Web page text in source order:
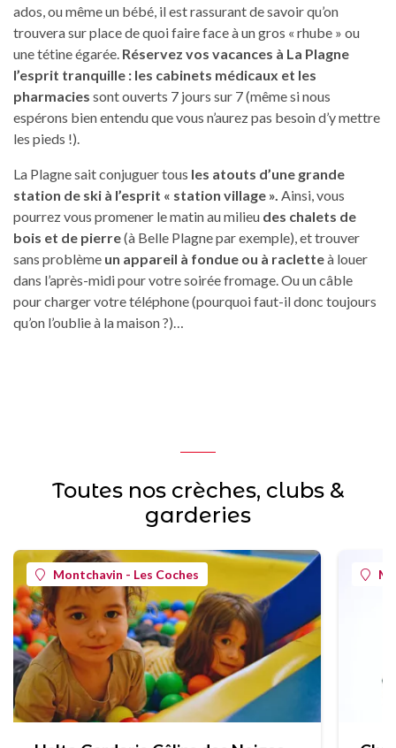
ados, ou même un bébé, il est rassurant de savoir qu’on
trouvera sur place de quoi faire face à un gros « rhube » ou
une tétine égarée. Réservez vos vacances à La Plagne
l’esprit tranquille : les cabinets médicaux et les
pharmacies sont ouverts 7 jours sur 7 (même si nous
espérons bien entendu que vous n’aurez pas besoin d’y mettre
les pieds !).
La Plagne sait conjuguer tous les atouts d’une grande
station de ski à l’esprit « station village ». Ainsi, vous
pourrez vous promener le matin au milieu des chalets de
bois et de pierre(à Belle Plagne par exemple), et trouver
sans problème un appareil à fondue ou à racletteà louer
dans l’après-midi pour votre soirée fromage. Ou un câble
pour charger votre téléphone (pourquoi faut-il donc toujours
qu’on l’oublie à la maison ?)…
Toutes nos crèches, clubs &
garderies
Montchavin - Les Coches